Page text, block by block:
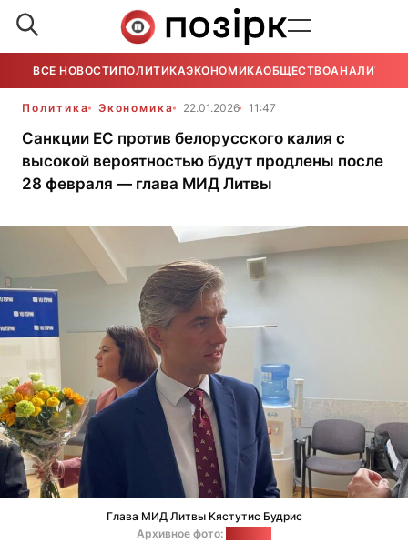
ВСЕ НОВОСТИ ПОЛИТИКАЭКОНОМИКАОБЩЕСТВОАНАЛИТИКА
Политика Экономика 22.01.2026 11:47
Санкции ЕС против белорусского калия с
высокой вероятностью будут продлены после
28 февраля — глава МИД Литвы
Глава МИД Литвы Кястутис Будрис
Архивное фото: